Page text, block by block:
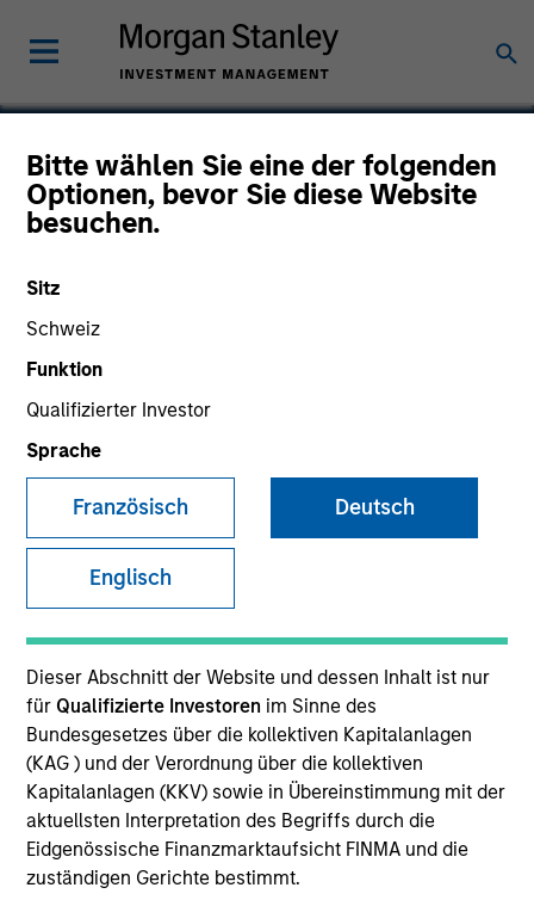
Bitte wählen Sie eine der folgenden
Optionen, bevor Sie diese Website
besuchen.
Sitz
Schweiz
Funktion
Qualifizierter Investor
Sprache
Französisch Deutsch
Englisch
Dieser Abschnitt der Website und dessen Inhalt ist nur
für Qualifizierte Investoren im Sinne des
Bundesgesetzes über die kollektiven Kapitalanlagen
(KAG ) und der Verordnung über die kollektiven
Kapitalanlagen (KKV) sowie in Übereinstimmung mit der
aktuellsten Interpretation des Begriffs durch die
Eidgenössische Finanzmarktaufsicht FINMA und die
zuständigen Gerichte bestimmt.
SpendMend
SECTOR
United States